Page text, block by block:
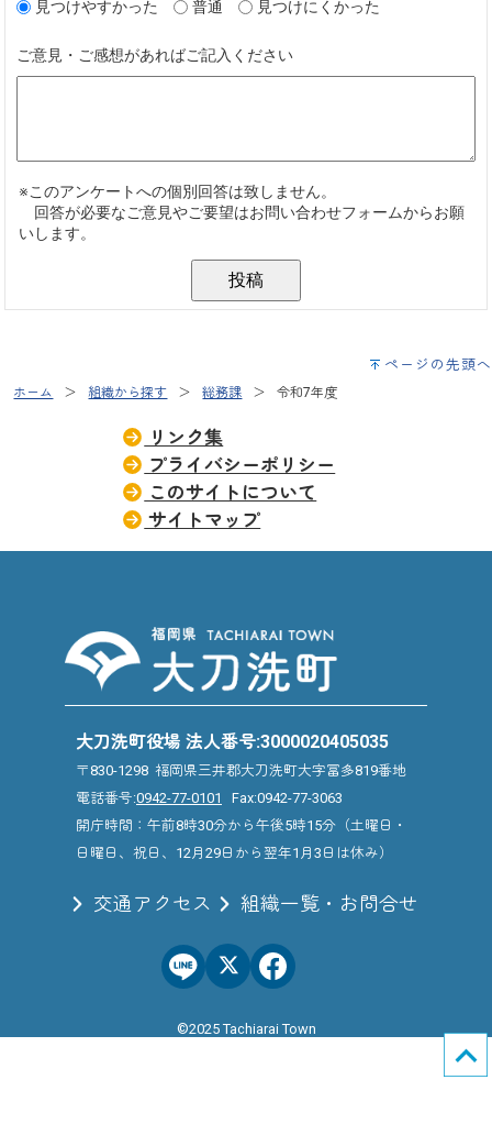
ページの先頭へ
ホーム 組織から探す 総務課 令和7年度
リンク集
プライバシーポリシー
このサイトについて
サイトマップ
大刀洗町役場 法人番号:3000020405035
〒830-1298 福岡県三井郡大刀洗町大字冨多819番地
電話番号:0942-77-0101
Fax:0942-77-3063
開庁時間：午前8時30分から午後5時15分（土曜日・
日曜日、祝日、12月29日から翌年1月3日は休み）
交通アクセス 組織一覧・お問合せ
©2025 Tachiarai Town